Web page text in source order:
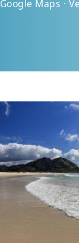
Google Maps ·